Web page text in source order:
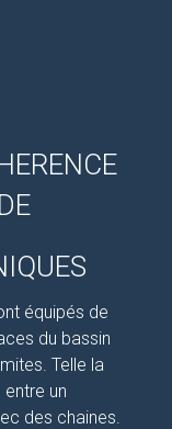
équipés de
du bassin
Telle la
un
des chaines.